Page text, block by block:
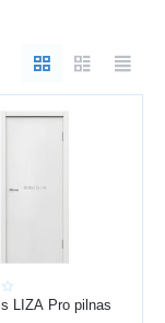
LIZA Pro pilnas